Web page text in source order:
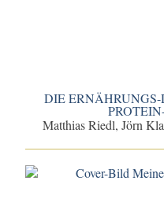
DIE ERNÄHRUNGS-
Matthias Riedl, Jörn